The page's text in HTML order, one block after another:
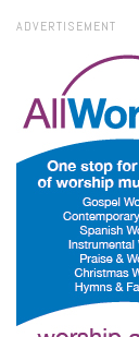
ADVERTISEMENT